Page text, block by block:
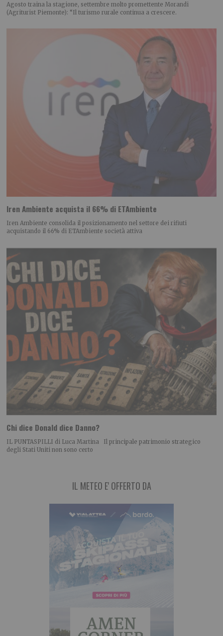
Agosto traina la stagione, settembre molto promettente Morandi
(Agriturist Piemonte): “Il turismo rurale continua a crescere.
Iren Ambiente acquista il 66% di ETAmbiente
Iren Ambiente consolida il posizionamento nel settore dei rifiuti
acquistando il 66% di ETAmbiente società attiva
Chi dice Donald dice Danno?
IL PUNTASPILLI di Luca Martina Il principale patrimonio strategico
degli Stati Uniti non sono certo
IL METEO E' OFFERTO DA